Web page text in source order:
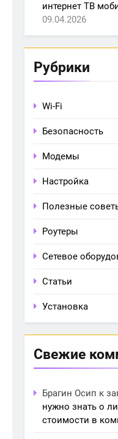
интернет ТВ
09.04.2026
Рубрики
Wi-Fi
Безопасность
Модемы
Настройка
Полезные
Роутеры
Сетевое
Статьи
Установка
Свежие
Брагин Осип к
нужно знать о
стоимости в